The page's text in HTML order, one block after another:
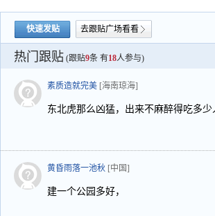
快速发贴 去跟贴广场看看
热门跟贴 (跟贴9条 有18人参与)
素质造就完美 [海南琼海]
东北虎那么凶猛，出来不麻醉得吃多
黄昏雨落一池秋 [中国]
建一个公园多好，